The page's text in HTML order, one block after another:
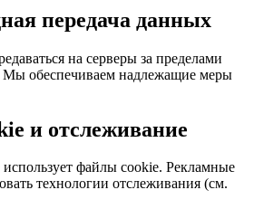
передача данных
на серверы за пределами
Мы обеспечиваем надлежащие меры
и отслеживание
файлы cookie. Рекламные
технологии отслеживания (см.